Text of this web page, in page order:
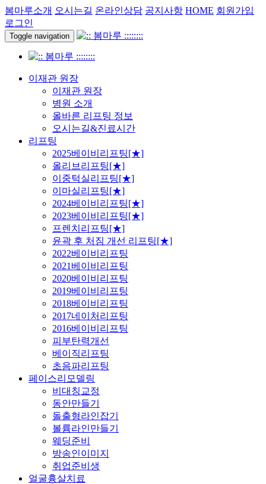
봄마루소개 오시는길 온라인상담 공지사항 HOME 회원가입
로그인
Toggle navigation
이재관 원장
이재관 원장
병원 소개
올바른 리프팅 정보
오시는길&진료시간
리프팅
2025베이비리프팅[★]
올리브리프팅[★]
이중턱실리프팅[★]
이마실리프팅[★]
2024베이비리프팅[★]
2023베이비리프팅[★]
프렌치리프팅[★]
윤곽 후 처짐 개선 리프팅[★]
2022베이비리프팅
2021베이비리프팅
2020베이비리프팅
2019베이비리프팅
2018베이비리프팅
2017네이처리프팅
2016베이비리프팅
피부탄력개선
베이직리프팅
초음파리프팅
페이스리모델링
비대칭교정
동안만들기
돌출형라인잡기
볼륨라인만들기
웨딩준비
방송인이미지
취업준비생
얼굴흉살치료